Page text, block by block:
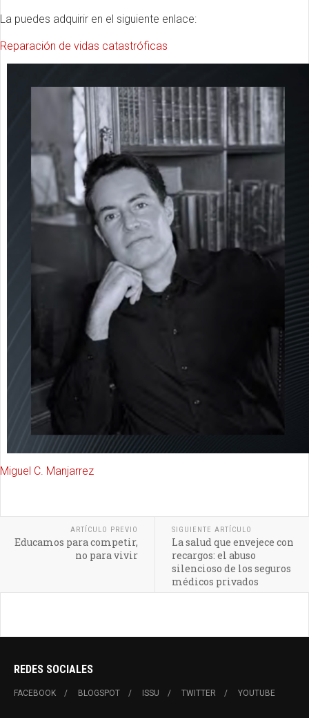
La puedes adquirir en el siguiente enlace:
Reparación de vidas catastróficas
Miguel C. Manjarrez
ARTÍCULO PREVIO
Educamos para competir,
no para vivir
SIGUIENTE ARTÍCULO
La salud que envejece con
recargos: el abuso
silencioso de los seguros
médicos privados
REDES SOCIALES
FACEBOOK BLOGSPOT ISSU TWITTER YOUTUBE